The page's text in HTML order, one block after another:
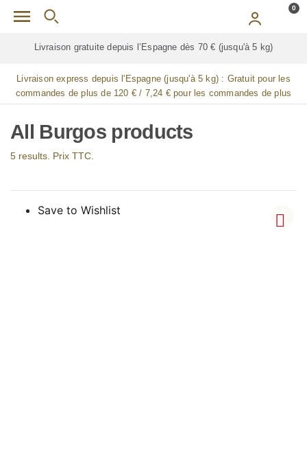
Skip to main content 0
gratuite depuis l’Espagne dès 70 € (jusqu'à 5 kg) Livraison
Livraison express depuis l'Espagne (jusqu'à 5 kg) : Gratuit pour les
commandes de plus de 120 € / 7,24 € pour les commandes de plus
de 90 € / 14,48 € pour les commandes de plus de 60 € / 21,72 € pour
les commandes de plus de 30 €
All Burgos products
5 results. Prix TTC.
Save to Wishlist